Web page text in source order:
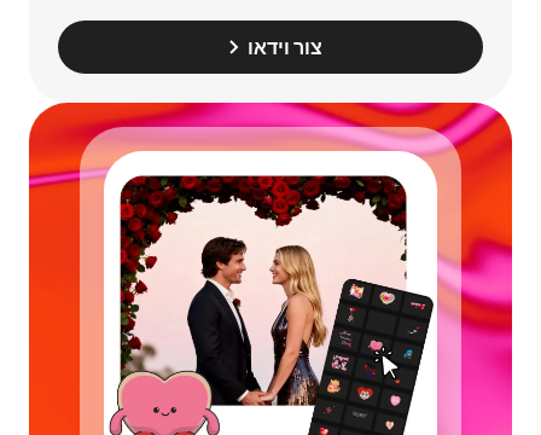
צור וידאו